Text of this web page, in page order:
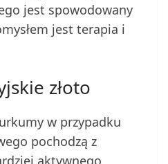
jest spowodowany
jest terapia i
złoto
w przypadku
pochodzą z